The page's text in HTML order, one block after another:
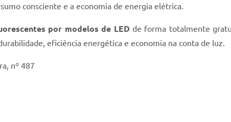
consciente e a economia de energia elétrica.
por modelos de LED de forma totalmente
eficiência energética e economia na conta de luz.
nº 487